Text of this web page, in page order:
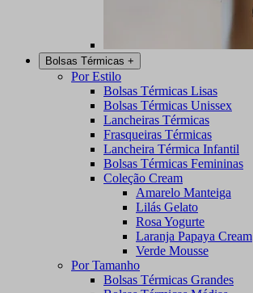
Bolsas Térmicas +
Por Estilo
Bolsas Térmicas Lisas
Bolsas Térmicas Unissex
Lancheiras Térmicas
Frasqueiras Térmicas
Lancheira Térmica Infantil
Bolsas Térmicas Femininas
Coleção Cream
Amarelo Manteiga
Lilás Gelato
Rosa Yogurte
Laranja Papaya Cream
Verde Mousse
Por Tamanho
Bolsas Térmicas Grandes